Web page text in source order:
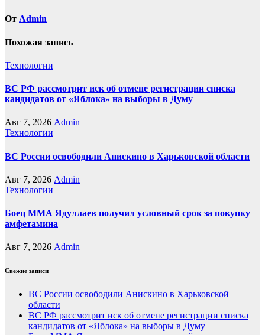
От Admin
Похожая запись
Технологии
ВС РФ рассмотрит иск об отмене регистрации списка
кандидатов от «Яблока» на выборы в Думу
Авг 7, 2026 Admin
Технологии
ВС России освободили Анискино в Харьковской области
Авг 7, 2026 Admin
Технологии
Боец ММА Ядуллаев получил условный срок за покупку
амфетамина
Авг 7, 2026 Admin
Свежие записи
ВС России освободили Анискино в Харьковской
области
ВС РФ рассмотрит иск об отмене регистрации списка
кандидатов от «Яблока» на выборы в Думу